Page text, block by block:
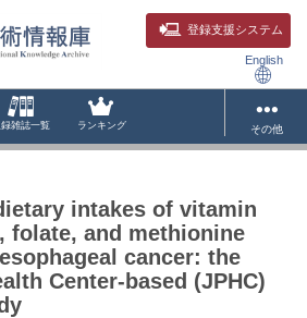
登録支援システム
English
雑誌一覧 ランキング その他
intakes of vitamin
folate, and methionine
cancer: the
Center-based (JPHC)